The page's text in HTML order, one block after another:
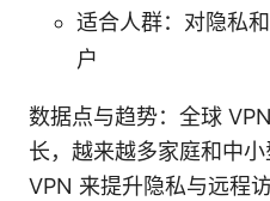
适合人群：对隐私
户
数据点与趋势：全球
长，越来越多家庭和中
VPN 来提升隐私与远程